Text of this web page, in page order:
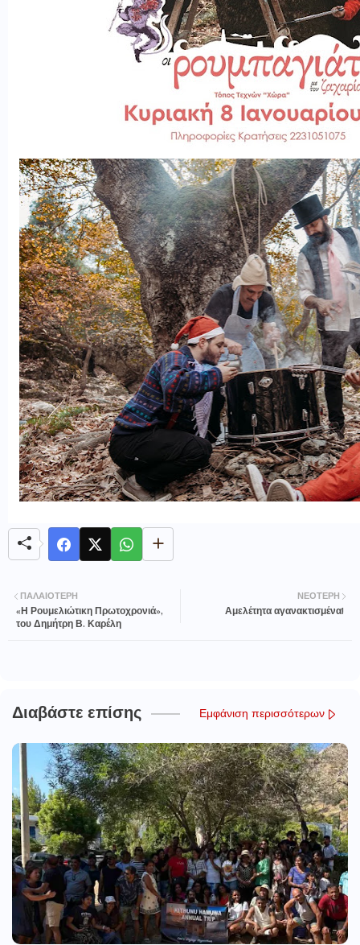
ΝΕΌΤΕΡΗ
Αμελέτητα αγανακτισμένα!
ΠΑΛΑΙΌΤΕΡΗ
«Η Ρουμελιώτικη Πρωτοχρονιά»,
του Δημήτρη Β. Καρέλη
Διαβάστε επίσης Εμφάνιση περισσότερων